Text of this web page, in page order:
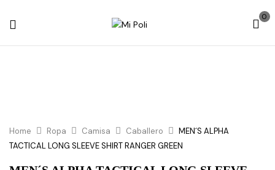
0
Home Ropa Camisa Caballero
MEN´S ALPHA
TACTICAL LONG SLEEVE SHIRT RANGER GREEN